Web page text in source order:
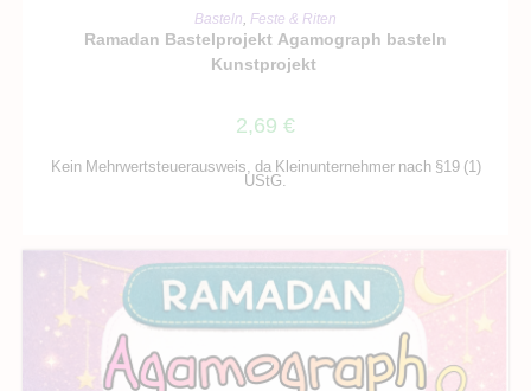
IN DEN WARENKORB
Basteln, Feste & Riten
Ramadan Bastelprojekt Agamograph basteln
Kunstprojekt
2,69 €
Kein Mehrwertsteuerausweis, da Kleinunternehmer nach §19 (1)
UStG.